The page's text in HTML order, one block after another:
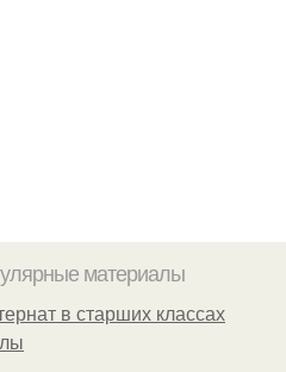
материалы
в старших классах